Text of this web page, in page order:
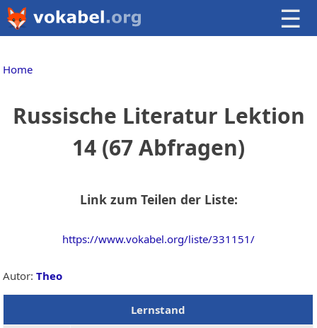
☰
Home
Russische Literatur Lektion
14 (67 Abfragen)
Link zum Teilen der Liste:
https://www.vokabel.org/liste/331151/
Autor:Theo
Lernstand